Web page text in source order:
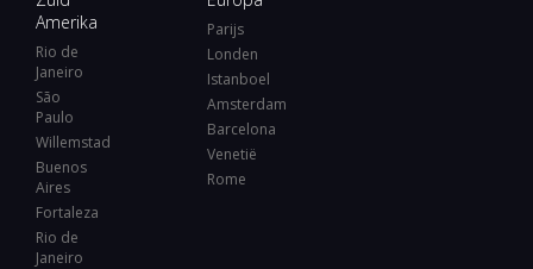
Amerika
Rio de
Janeiro
São
Paulo
Willemstad
Buenos
Aires
Fortaleza
Rio de
Janeiro
Parijs
Londen
Istanboel
Amsterdam
Barcelona
Venetië
Rome